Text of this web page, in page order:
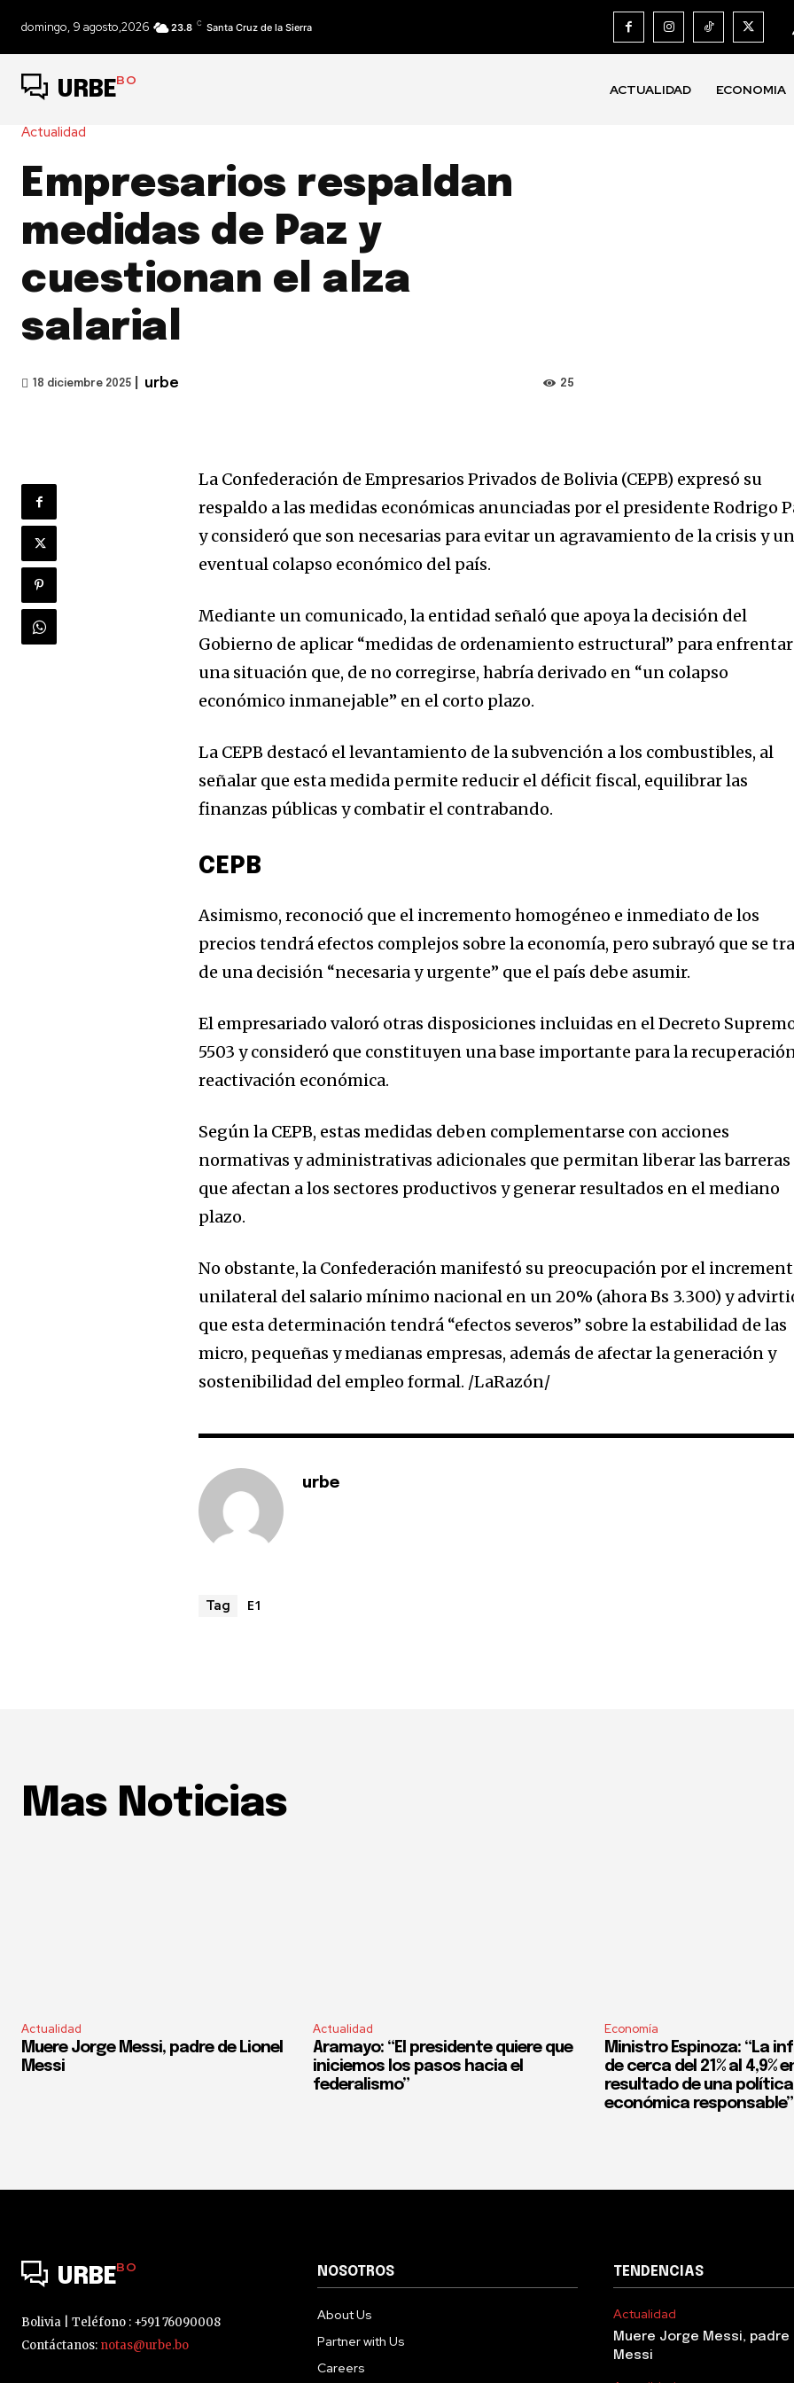
domingo, 9 agosto,2026 23.8 C Santa Cruz de la Sierra
URBEBO
ACTUALIDAD ECONOMIA
Actualidad
Empresarios respaldan
medidas de Paz y
cuestionan el alza
salarial
18 diciembre 2025 urbe 25
La Confederación de Empresarios Privados de Bolivia (CEPB) expresó su
respaldo a las medidas económicas anunciadas por el presidente Rodrigo
y consideró que son necesarias para evitar un agravamiento de la crisis y
eventual colapso económico del país.
Mediante un comunicado, la entidad señaló que apoya la decisión del
Gobierno de aplicar “medidas de ordenamiento estructural” para enfrentar
una situación que, de no corregirse, habría derivado en “un colapso
económico inmanejable” en el corto plazo.
La CEPB destacó el levantamiento de la subvención a los combustibles, al
señalar que esta medida permite reducir el déficit fiscal, equilibrar las
finanzas públicas y combatir el contrabando.
CEPB
Asimismo, reconoció que el incremento homogéneo e inmediato de los
precios tendrá efectos complejos sobre la economía, pero subrayó que se
de una decisión “necesaria y urgente” que el país debe asumir.
El empresariado valoró otras disposiciones incluidas en el Decreto
5503 y consideró que constituyen una base importante para la
reactivación económica.
Según la CEPB, estas medidas deben complementarse con acciones
normativas y administrativas adicionales que permitan liberar las barreras
que afectan a los sectores productivos y generar resultados en el mediano
plazo.
No obstante, la Confederación manifestó su preocupación por el
unilateral del salario mínimo nacional en un 20% (ahora Bs 3.300) y
que esta determinación tendrá “efectos severos” sobre la estabilidad de las
micro, pequeñas y medianas empresas, además de afectar la generación y
sostenibilidad del empleo formal. /LaRazón/
urbe
Tag E1
Mas Noticias
Actualidad
Muere Jorge Messi, padre de Lionel
Messi
Actualidad
Aramayo: “El presidente quiere que
iniciemos los pasos hacia el
federalismo”
Economía
Ministro Espinoza: “La
de cerca del 21% al 4,9%
resultado de una política
económica responsable”
URBEBO
Bolivia | Teléfono : +591 76090008
Contáctanos: notas@urbe.bo
NOSOTROS
About Us
Partner with Us
Careers
TENDENCIAS
Actualidad
Muere Jorge Messi, padre
Messi